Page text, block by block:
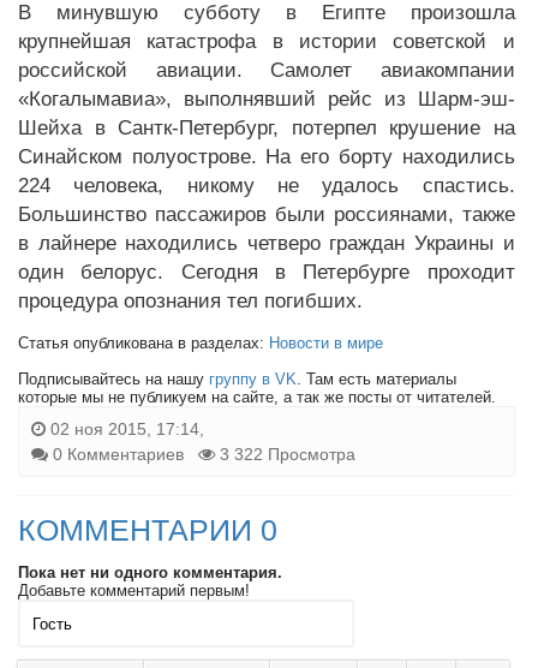
В минувшую субботу в Египте произошла
крупнейшая катастрофа в истории советской и
российской авиации. Самолет авиакомпании
«Когалымавиа», выполнявший рейс из Шарм-эш-
Шейха в Сантк-Петербург, потерпел крушение на
Синайском полуострове. На его борту находились
224 человека, никому не удалось спастись.
Большинство пассажиров были россиянами, также
в лайнере находились четверо граждан Украины и
один белорус. Сегодня в Петербурге проходит
процедура опознания тел погибших.
Статья опубликована в разделах: Новости в мире
Подписывайтесь на нашу группу в VK. Там есть материалы
которые мы не публикуем на сайте, а так же посты от читателей.
02 ноя 2015, 17:14,
0 Комментариев
3 322 Просмотра
КОММЕНТАРИИ 0
Пока нет ни одного комментария.
Добавьте комментарий первым!